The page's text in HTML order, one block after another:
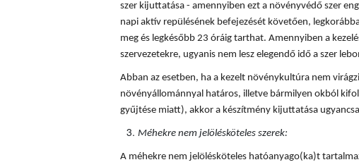
szer kijuttatása - amennyiben ezt a növényvédő szer
napi aktív repülésének befejezését követően,
meg és legkésőbb 23 óráig tarthat. Amennyiben a
szervezetekre, ugyanis nem lesz elegendő idő a szer
Abban az esetben, ha a kezelt növénykultúra nem
növényállománnyal határos, illetve bármilyen okból
gyűjtése miatt), akkor a készítmény kijuttatása
Méhekre nem jelölésköteles szerek:
A méhekre nem jelölésköteles hatóanyago(ka)t